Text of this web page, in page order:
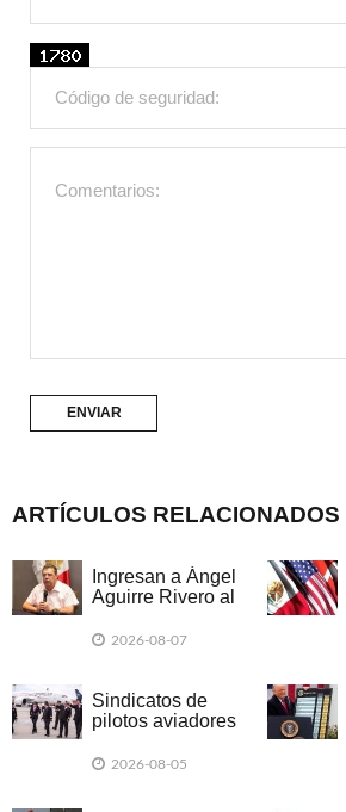
ARTÍCULOS RELACIONADOS
Ingresan a Ángel
Aguirre Rivero al
presunta
Ayotzinapa
2026-08-07
Sindicatos de
pilotos aviadores
incluirlos en
2026-08-05